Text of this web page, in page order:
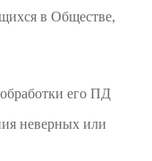
в Обществе,
его ПД
неверных или